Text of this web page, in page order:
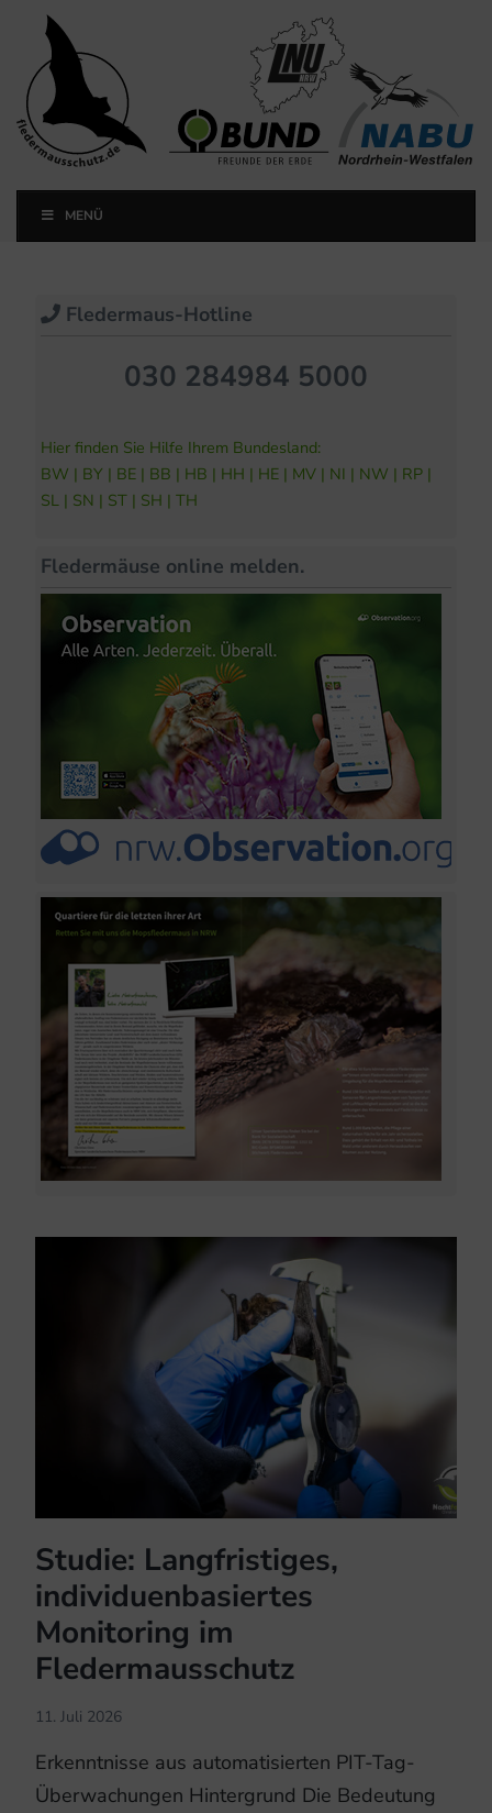
Landesfachausschuss
Fledermausschutz NRW
MENÜ
Fledermaus-Hotline
030 284984 5000
Hier finden Sie Hilfe Ihrem Bundesland:
BW | BY | BE| BB | HB | HH | HE| MV| NI | NW | RP|
SL| SN | ST| SH | TH
Fledermäuse online melden.
Studie: Langfristiges,
individuenbasiertes
Monitoring im
Fledermausschutz
11. Juli 2026
Erkenntnisse aus automatisierten PIT-Tag-
Überwachungen Hintergrund Die Bedeutung